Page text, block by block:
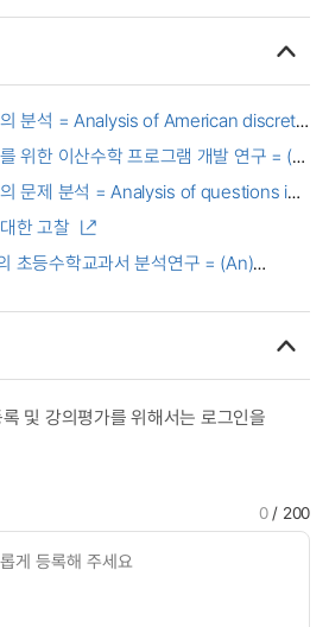
의 분석 = Analysis of American discrete
위한 이산수학 프로그램 개발 연구 = (A)
communication
문제 분석 = Analysis of questions in
한 고찰
초등수학교과서 분석연구 = (An)
및 강의평가를 위해서는 로그인을
0/ 200